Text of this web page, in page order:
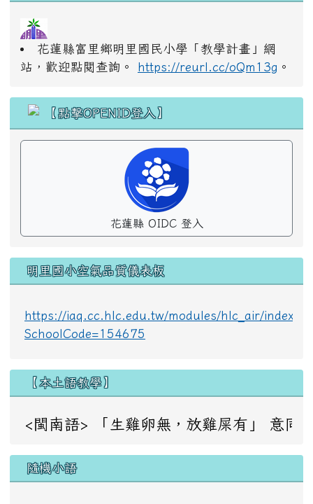
花蓮縣富里鄉明里國民小學「教學計畫」網
站，歡迎點閱查詢。
https://reurl.cc/oQm13g 。
花蓮縣 OIDC 登入
明里國小空氣品質儀表板
https://iaq.cc.hlc.edu.tw/modules/hlc_air/
SchoolCode=154675
【本土語教學】
<閩南語> 「生雞卵無，放雞屎有」 意
隨機小語